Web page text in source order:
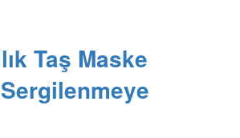
Taş Maske